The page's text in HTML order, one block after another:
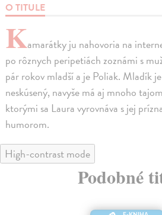
O TITULE
Kamarátky ju nahovoria na
po rôznych peripetiách zoznámi s
pár rokov mladší a je Poliak. Mladík
neskúsený, navyše má aj mnoho
ktorými sa Laura vyrovnáva s jej
humorom.
High-contrast mode
Podobné